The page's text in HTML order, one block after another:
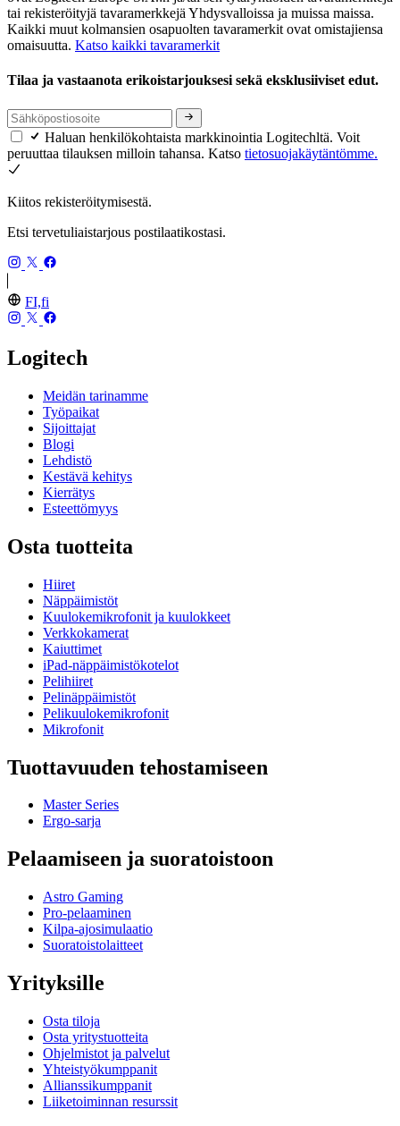
tai rekisteröityjä tavaramerkkejä Yhdysvalloissa ja muissa maissa.
Kaikki muut kolmansien osapuolten tavaramerkit ovat omistajiensa
omaisuutta. Katso kaikki tavaramerkit
Tilaa ja vastaanota erikoistarjouksesi sekä eksklusiiviset edut.
Haluan henkilökohtaista markkinointia Logitechltä. Voit
peruuttaa tilauksen milloin tahansa. Katso tietosuojakäytäntömme.
Kiitos rekisteröitymisestä.
Etsi tervetuliaistarjous postilaatikostasi.
FI,fi
Logitech
Meidän tarinamme
Työpaikat
Sijoittajat
Blogi
Lehdistö
Kestävä kehitys
Kierrätys
Esteettömyys
Osta tuotteita
Hiiret
Näppäimistöt
Kuulokemikrofonit ja kuulokkeet
Verkkokamerat
Kaiuttimet
iPad-näppäimistökotelot
Pelihiiret
Pelinäppäimistöt
Pelikuulokemikrofonit
Mikrofonit
Tuottavuuden tehostamiseen
Master Series
Ergo-sarja
Pelaamiseen ja suoratoistoon
Astro Gaming
Pro-pelaaminen
Kilpa-ajosimulaatio
Suoratoistolaitteet
Yrityksille
Osta tiloja
Osta yritystuotteita
Ohjelmistot ja palvelut
Yhteistyökumppanit
Allianssikumppanit
Liiketoiminnan resurssit